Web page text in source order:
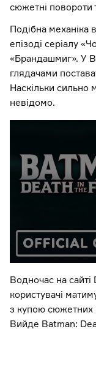
сюжетні повороти
Подібна механіка
епізоді серіалу
«Брандашмиг». У
глядачами
Наскільки
невідомо.
Водночас на
користувачі
з купою сюжетних
Вийде Batman: